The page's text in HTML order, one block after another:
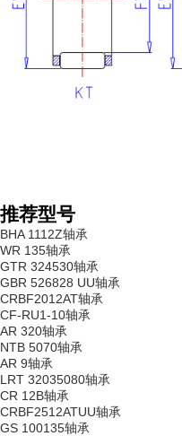
推荐型号
BHA 1112Z轴承
WR 135轴承
GTR 324530轴承
GBR 526828 UU轴承
CRBF2012AT轴承
CF-RU1-10轴承
AR 320轴承
NTB 5070轴承
AR 9轴承
LRT 32035080轴承
CR 12B轴承
CRBF2512ATUU轴承
GS 100135轴承